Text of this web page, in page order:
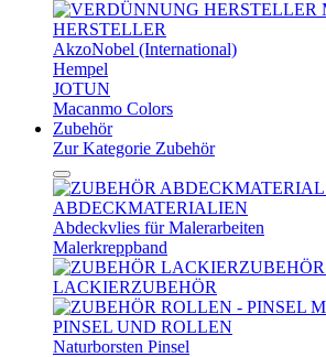
HERSTELLER
AkzoNobel (International)
Hempel
JOTUN
Macanmo Colors
Zubehör
Zur Kategorie Zubehör
ABDECKMATERIALIEN
Abdeckvlies für Malerarbeiten
Malerkreppband
LACKIERZUBEHÖR
PINSEL UND ROLLEN
Naturborsten Pinsel